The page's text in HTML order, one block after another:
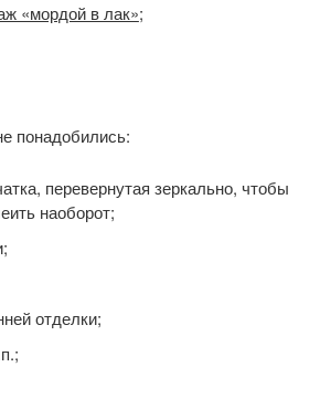
«мордой в лак»;
понадобились:
перевернутая зеркально, чтобы
наоборот;
отделки;